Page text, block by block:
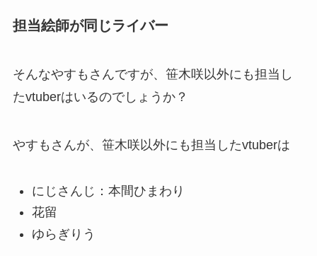
担当絵師が同じライバー
そんなやすもさんですが、笹木咲以外にも担当し
たvtuberはいるのでしょうか？
やすもさんが、笹木咲以外にも担当したvtuberは
にじさんじ：本間ひまわり
花留
ゆらぎりう